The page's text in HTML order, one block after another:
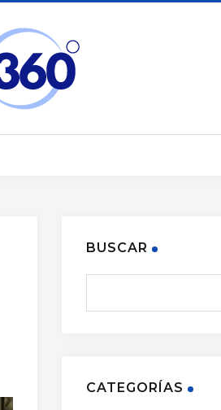
BUSCAR
CATEGORÍAS